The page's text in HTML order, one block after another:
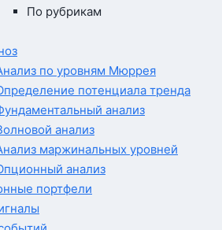
По рубрикам
по уровням Мюррея
потенциала тренда
анализ
анализ
маржинальных уровней
анализ
портфели